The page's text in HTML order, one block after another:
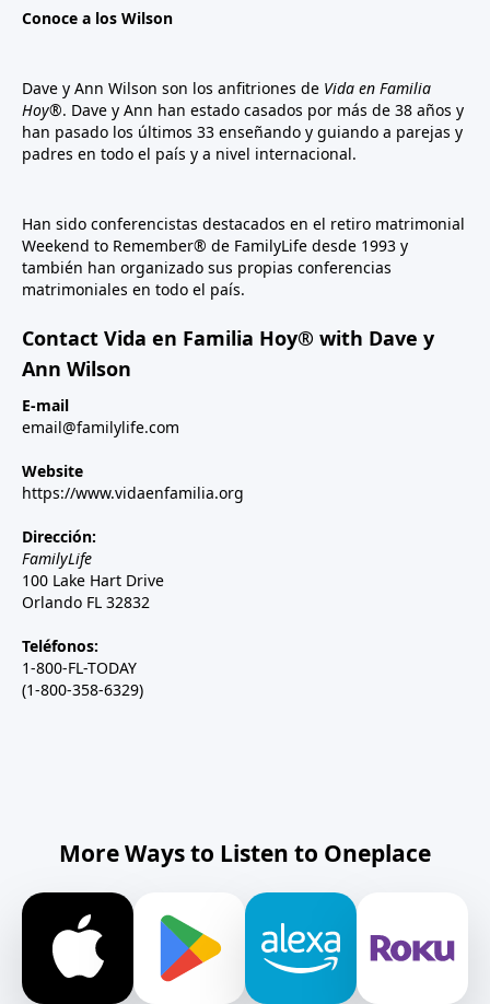
Conoce a los Wilson
Dave y Ann Wilson son los anfitriones de Vida en Familia
Hoy®. Dave y Ann han estado casados por más de 38 años y
han pasado los últimos 33 enseñando y guiando a parejas y
padres en todo el país y a nivel internacional.
Han sido conferencistas destacados en el retiro matrimonial
Weekend to Remember® de FamilyLife desde 1993 y
también han organizado sus propias conferencias
matrimoniales en todo el país.
Contact Vida en Familia Hoy® with Dave y
Ann Wilson
E-mail
email@familylife.com
Website
https://www.vidaenfamilia.org
Dirección:
FamilyLife
100 Lake Hart Drive
Orlando FL 32832
Teléfonos:
1-800-FL-TODAY
(1-800-358-6329)
More Ways to Listen to Oneplace